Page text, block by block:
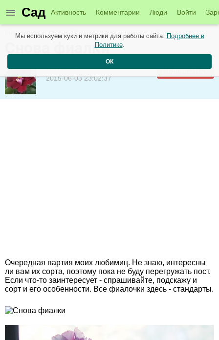
Сад Активность Комментарии Люди Войти
Новые темы в сообществе садоводов от 4 июня
Снова фиалки
Наталья
2015-06-03 23:02:37
Подписаться
Очередная партия моих любимиц. Не знаю, интересны
ли вам их сорта, поэтому пока не буду перегружать пост.
Если что-то заинтересует - спрашивайте, подскажу и
сорт и его особенности. Все фиалочки здесь - стандарты.
Мы используем куки и метрики для работы сайта. Подробнее в
Политике.
ОК